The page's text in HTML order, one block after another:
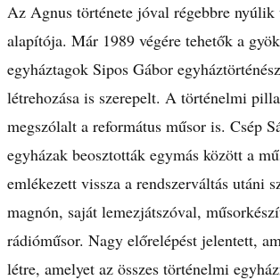
Az Agnus története jóval régebbre
alapítója. Már 1989 végére tehetők a
egyháztagok Sipos Gábor
létrehozása is szerepelt. A történelmi
megszólalt a református műsor is. Csép
egyházak beosztották egymás között a
emlékezett vissza a rendszerváltás utáni
magnón, saját lemezjátszóval,
rádióműsor. Nagy előrelépést jelentett,
létre, amelyet az összes történelmi